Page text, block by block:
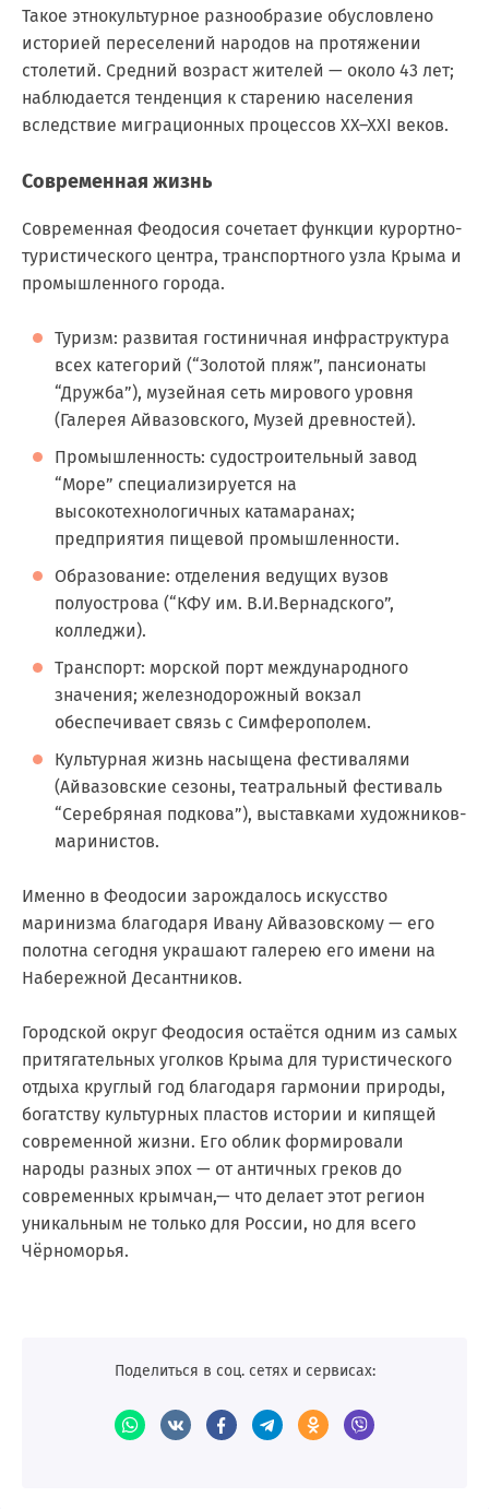
Такое этнокультурное разнообразие обусловлено
историей переселений народов на протяжении
столетий. Средний возраст жителей — около 43 лет;
наблюдается тенденция к старению населения
вследствие миграционных процессов XX–XXI веков.
Современная жизнь
Современная Феодосия сочетает функции курортно-
туристического центра, транспортного узла Крыма и
промышленного города.
Туризм: развитая гостиничная инфраструктура
всех категорий (“Золотой пляж”, пансионаты
“Дружба”), музейная сеть мирового уровня
(Галерея Айвазовского, Музей древностей).
Промышленность: судостроительный завод
“Море” специализируется на
высокотехнологичных катамаранах;
предприятия пищевой промышленности.
Образование: отделения ведущих вузов
полуострова (“КФУ им. В.И.Вернадского”,
колледжи).
Транспорт: морской порт международного
значения; железнодорожный вокзал
обеспечивает связь с Симферополем.
Культурная жизнь насыщена фестивалями
(Айвазовские сезоны, театральный фестиваль
“Серебряная подкова”), выставками художников-
маринистов.
Именно в Феодосии зарождалось искусство
маринизма благодаря Ивану Айвазовскому — его
полотна сегодня украшают галерею его имени на
Набережной Десантников.
Городской округ Феодосия остаётся одним из самых
притягательных уголков Крыма для туристического
отдыха круглый год благодаря гармонии природы,
богатству культурных пластов истории и кипящей
современной жизни. Его облик формировали
народы разных эпох — от античных греков до
современных крымчан,— что делает этот регион
уникальным не только для России, но для всего
Чёрноморья.
Поделиться в соц. сетях и сервисах: